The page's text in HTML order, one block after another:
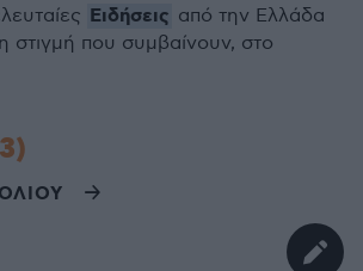
Ειδήσεις από την Ελλάδα
στιγμή που συμβαίνουν, στο